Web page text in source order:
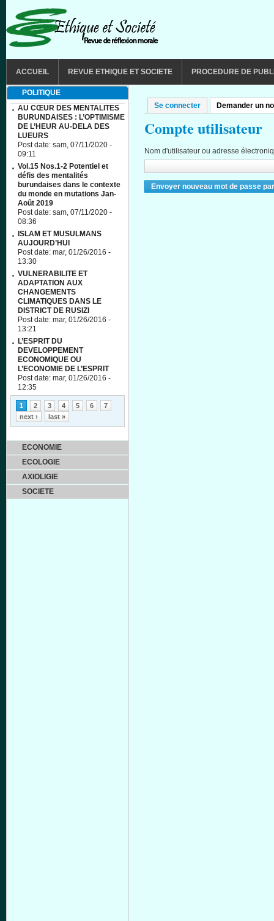
ACCUEIL REVUE ETHIQUE ET SOCIETE PROCEDURE DE
Onglets principaux
Se connecter Demander un
Compte utilisateur
Nom d'utilisateur ou adresse
POLITIQUE
AU CŒUR DES MENTALITES
BURUNDAISES : L’OPTIMISME
DE L’HEUR AU-DELA DES
LUEURS
Post date: sam, 07/11/2020 -
09:11
Vol.15 Nos.1-2 Potentiel et
défis des mentalités
burundaises dans le contexte
du monde en mutations Jan-
Août 2019
Post date: sam, 07/11/2020 -
08:36
ISLAM ET MUSULMANS
AUJOURD’HUI
Post date: mar, 01/26/2016 -
13:30
VULNERABILITE ET
ADAPTATION AUX
CHANGEMENTS
CLIMATIQUES DANS LE
DISTRICT DE RUSIZI
Post date: mar, 01/26/2016 -
13:21
L’ESPRIT DU
DEVELOPPEMENT
ECONOMIQUE OU
L’ECONOMIE DE L’ESPRIT
Post date: mar, 01/26/2016 -
12:35
Pages
1 2 3 4 5 6
7
next ›
last »
ECONOMIE
ECOLOGIE
AXIOLIGIE
SOCIETE